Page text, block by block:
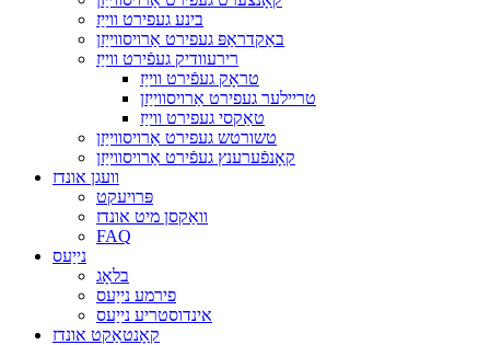
בינע געפירט ווייַז
באַקדראַפּ געפירט אַרויסווייַזן
רירעוודיק געפֿירט ווייַז
טראָק געפֿירט ווייַז
טריילער געפירט אַרויסווייַזן
טאַקסי געפירט ווייַז
טשורטש געפירט אַרויסווייַזן
קאָנפֿערענץ געפֿירט אַרויסווייַזן
וועגן אונדז
פּרויעקט
וואַקסן מיט אונדז
FAQ
נייַעס
בלאָג
פירמע נייַעס
אינדוסטריע נייַעס
קאָנטאַקט אונדז